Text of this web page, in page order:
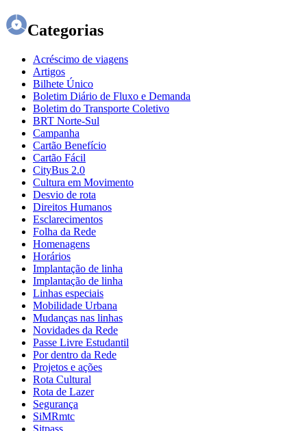
Categorias
Acréscimo de viagens
Artigos
Bilhete Único
Boletim Diário de Fluxo e Demanda
Boletim do Transporte Coletivo
BRT Norte-Sul
Campanha
Cartão Benefício
Cartão Fácil
CityBus 2.0
Cultura em Movimento
Desvio de rota
Direitos Humanos
Esclarecimentos
Folha da Rede
Homenagens
Horários
Implantação de linha
Implantação de linha
Linhas especiais
Mobilidade Urbana
Mudanças nas linhas
Novidades da Rede
Passe Livre Estudantil
Por dentro da Rede
Projetos e ações
Rota Cultural
Rota de Lazer
Segurança
SiMRmtc
Sitpass